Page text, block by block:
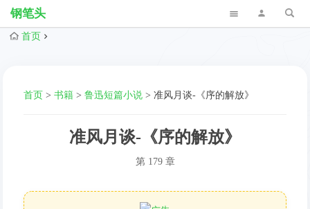
钢笔头
首页
首页 >书籍 >鲁迅短篇小说 >准风月谈-《序的解放》
准风月谈-《序的解放》
第 179 章